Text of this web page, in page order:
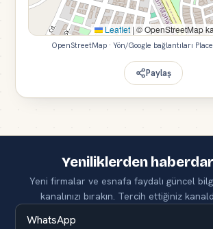
Leaflet | © OpenStreetMap
OpenStreetMap · Yön/Google bağlantıları
Paylaş
Yeniliklerden
Yeni firmalar ve esnafa faydalı güncel
kanalınızı bırakın. Tercih ettiğiniz